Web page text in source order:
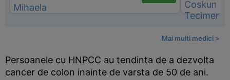
Mai multi medici >
Persoanele cu HNPCC au tendinta de a dezvolta
cancer de colon inainte de varsta de 50 de ani.